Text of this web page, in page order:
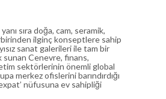
sıra doğa, cam, seramik,
ilginç konseptlere sahip
sanat galerileri ile tam bir
Cenevre, finans,
sektörlerinin önemli global
merkez ofislerini barındırdığı
nüfusuna ev sahipliği